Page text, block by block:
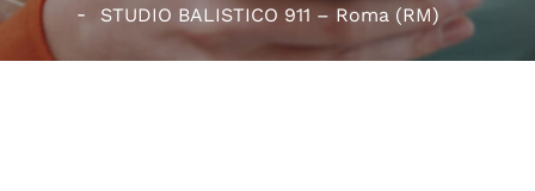
STUDIO BALISTICO 911 – Roma (RM)